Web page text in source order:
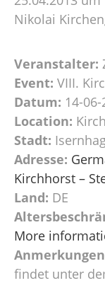
Nikolai
Veranstalter:
Event: VIII.
Datum: 14-
Location:
Stadt:
Adresse:
Kirchhorst –
Land: DE
More
findet unter